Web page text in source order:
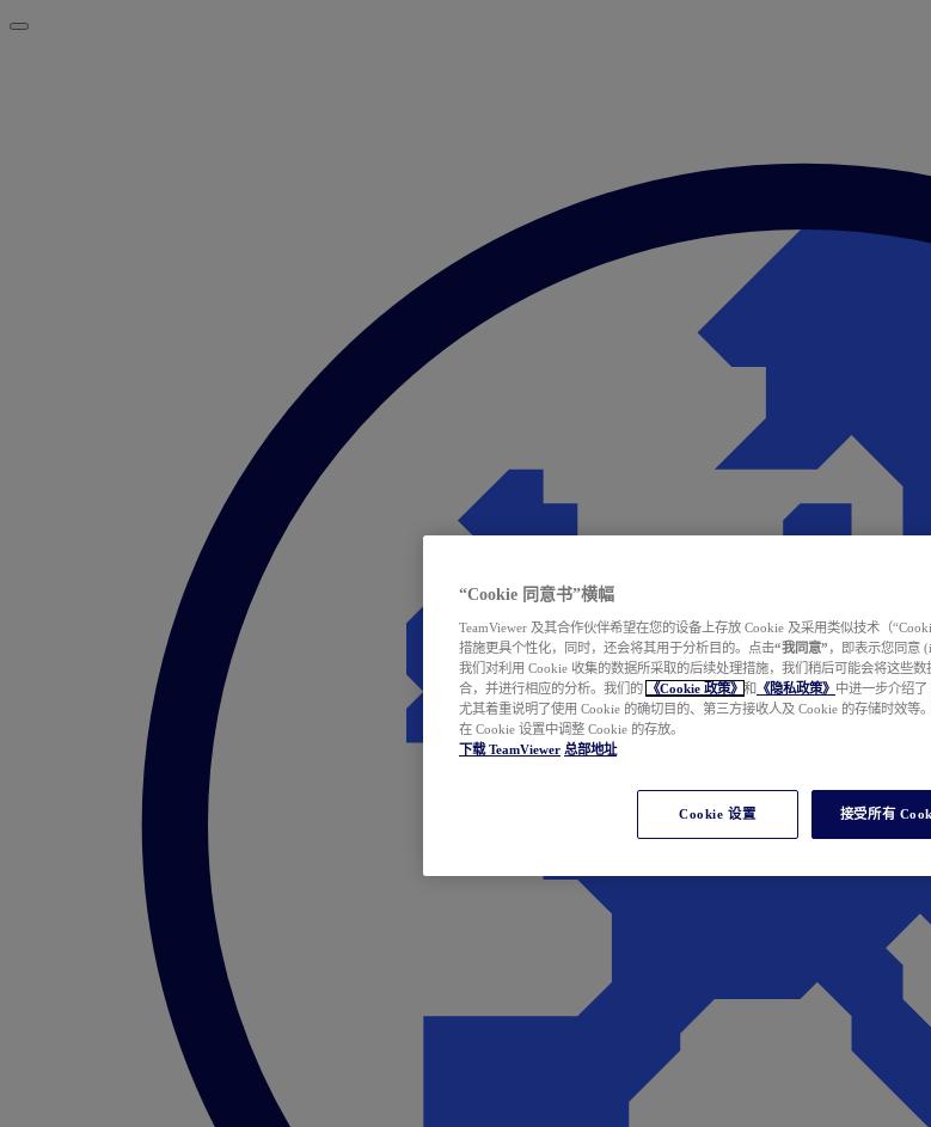
“Cookie 同意书”横幅
TeamViewer 及其合作伙伴希望在您的设备上存放 Cookie 及采用类似技术（
措施更具个性化，同时，还会将其用于分析目的。点击“我同意” ，即表示您同意
我们对利用 Cookie 收集的数据所采取的后续处理措施，我们稍后可能会将这些
合，并进行相应的分析。我们的
《Cookie 政策》 和 《隐私政策》 中进一步介绍了
尤其着重说明了使用 Cookie 的确切目的、第三方接收人及 Cookie 的存储时效等
在 Cookie 设置中调整 Cookie 的存放。
下载 TeamViewer 总部地址
Cookie 设置 接受所有